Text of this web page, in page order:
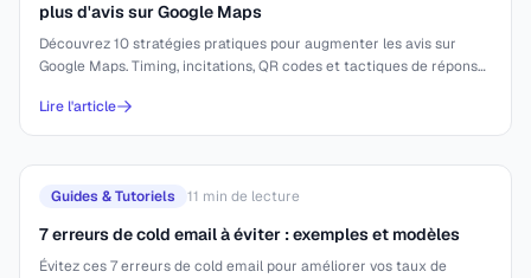
plus d'avis sur Google Maps
Découvrez 10 stratégies pratiques pour augmenter les avis sur
Google Maps. Timing, incitations, QR codes et tactiques de réponse
Lire l'article
Guides & Tutoriels 11 min de lecture
7 erreurs de cold email à éviter : exemples et modèles
Évitez ces 7 erreurs de cold email pour améliorer vos taux de